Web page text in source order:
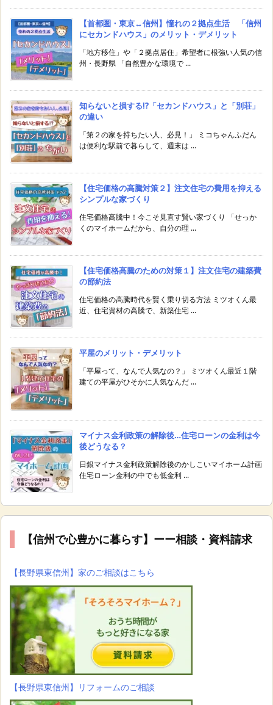
【首都圏・東京↔︎信州】憧れの２拠点生活 「信州
にセカンドハウス」のメリット・デメリット
「地方移住」や「２拠点居住」希望者に根強い人気の信
州・長野県 「自然豊かな環境で ...
知らないと損する!?「セカンドハウス」と「別荘」
の違い
「第２の家を持ちたい人、必見！」 ミコちゃんふだん
は便利な駅前で暮らして、週末は ...
【住宅価格の高騰対策２】注文住宅の費用を抑える
シンプルな家づくり
住宅価格高騰中！今こそ見直す賢い家づくり 「せっか
くのマイホームだから、自分の理 ...
【住宅価格高騰のための対策１】注文住宅の建築費
の節約法
住宅価格の高騰時代を賢く乗り切る方法 ミツオくん最
近、住宅資材の高騰で、新築住宅 ...
平屋のメリット・デメリット
「平屋って、なんで人気なの？」 ミツオくん最近１階
建ての平屋がひそかに人気なんだ ...
マイナス金利政策の解除後…住宅ローンの金利は今
後どうなる？
日銀マイナス金利政策解除後のかしこいマイホーム計画
住宅ローン金利の中でも低金利 ...
【信州で心豊かに暮らす】ーー相談・資料請求
【長野県東信州】家のご相談はこちら
【長野県東信州】リフォームのご相談